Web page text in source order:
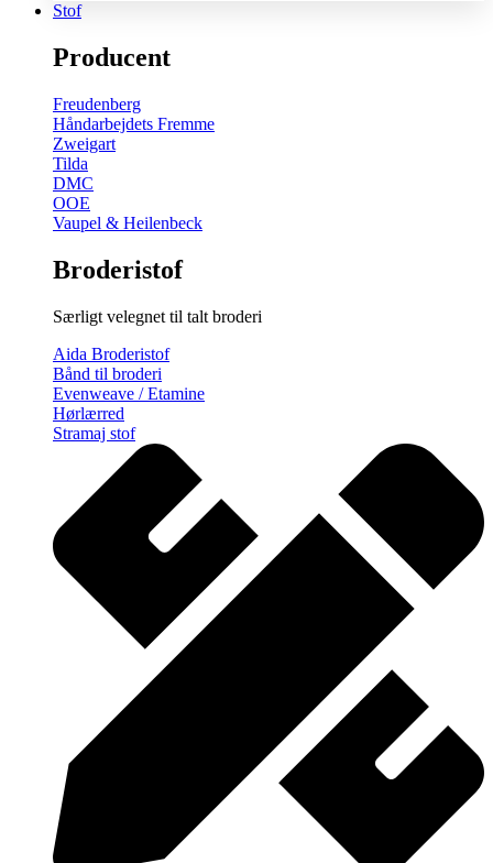
Stof
Producent
Freudenberg
Håndarbejdets Fremme
Zweigart
Tilda
DMC
OOE
Vaupel & Heilenbeck
Broderistof
Særligt velegnet til talt broderi
Aida Broderistof
Bånd til broderi
Evenweave / Etamine
Hørlærred
Stramaj stof